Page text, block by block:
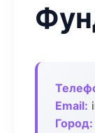
Email:
Город: